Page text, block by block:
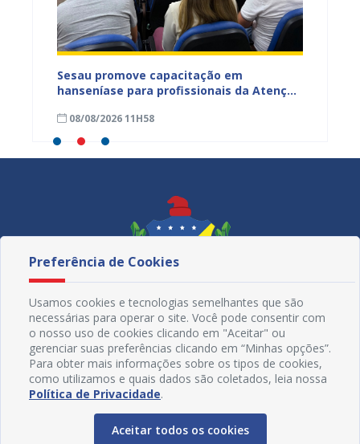
Sesau promove capacitação em
hanseníase para profissionais da Atenção
08/08/2026 11H58
Redes Sociais
Preferência de Cookies
Usamos cookies e tecnologias semelhantes que são
necessárias para operar o site. Você pode consentir com
o nosso uso de cookies clicando em "Aceitar" ou
gerenciar suas preferências clicando em “Minhas opções”.
Para obter mais informações sobre os tipos de cookies,
como utilizamos e quais dados são coletados, leia nossa
Política de Privacidade.
Aceitar todos os cookies